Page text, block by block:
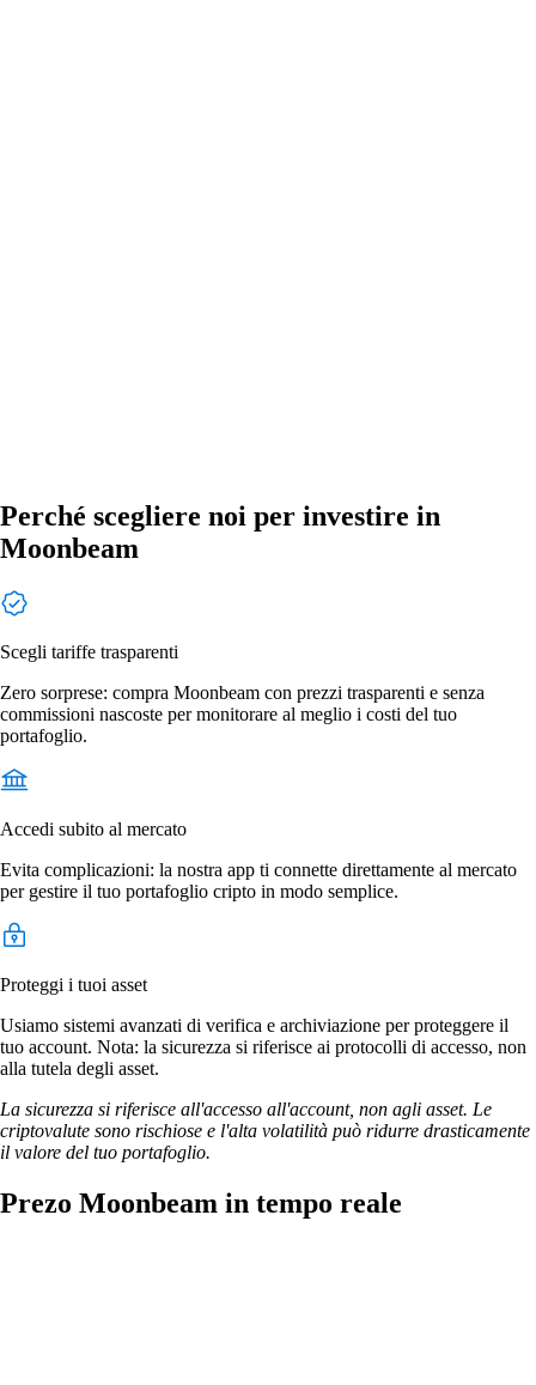
Perché scegliere noi per investire in
Moonbeam
Scegli tariffe trasparenti
Zero sorprese: compra Moonbeam con prezzi trasparenti e senza
commissioni nascoste per monitorare al meglio i costi del tuo
portafoglio.
Accedi subito al mercato
Evita complicazioni: la nostra app ti connette direttamente al mercato
per gestire il tuo portafoglio cripto in modo semplice.
Proteggi i tuoi asset
Usiamo sistemi avanzati di verifica e archiviazione per proteggere il
tuo account. Nota: la sicurezza si riferisce ai protocolli di accesso, non
alla tutela degli asset.
La sicurezza si riferisce all'accesso all'account, non agli asset. Le
criptovalute sono rischiose e l'alta volatilità può ridurre drasticamente
il valore del tuo portafoglio.
Prezo Moonbeam in tempo reale